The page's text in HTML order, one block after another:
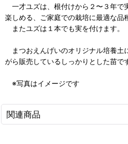
一才ユズは、根付けから２〜３年で
楽しめる、ご家庭での栽培に最適な品
またユズは１本でも実を付けます。
まつおえんげいのオリジナル培養土
がら販売しているしっかりとした苗で
※写真はイメージです
関連商品